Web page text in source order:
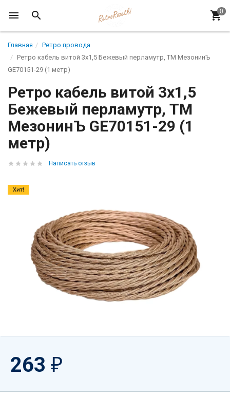
Главная
Ретро провода
Ретро кабель витой 3x1,5 Бежевый перламутр, ТМ МезонинЪ
GE70151-29 (1 метр)
Ретро кабель витой 3x1,5
Бежевый перламутр, ТМ
МезонинЪ GE70151-29 (1
метр)
Написать отзыв
Хит!
263 ₽